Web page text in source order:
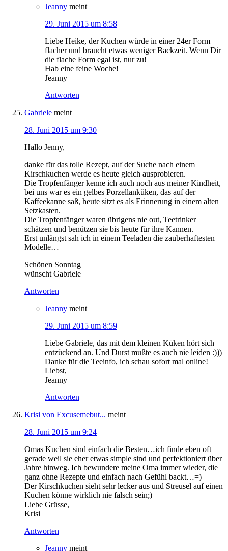
Jeanny meint
29. Juni 2015 um 8:58
Liebe Heike, der Kuchen würde in einer 24er Form
flacher und braucht etwas weniger Backzeit. Wenn Dir
die flache Form egal ist, nur zu!
Hab eine feine Woche!
Jeanny
Antworten
Gabriele meint
28. Juni 2015 um 9:30
Hallo Jenny,
danke für das tolle Rezept, auf der Suche nach einem
Kirschkuchen werde es heute gleich ausprobieren.
Die Tropfenfänger kenne ich auch noch aus meiner Kindheit,
bei uns war es ein gelbes Porzellanküken, das auf der
Kaffeekanne saß, heute sitzt es als Erinnerung in einem alten
Setzkasten.
Die Tropfenfänger waren übrigens nie out, Teetrinker
schätzen und benützen sie bis heute für ihre Kannen.
Erst unlängst sah ich in einem Teeladen die zauberhaftesten
Modelle…
Schönen Sonntag
wünscht Gabriele
Antworten
Jeanny meint
29. Juni 2015 um 8:59
Liebe Gabriele, das mit dem kleinen Küken hört sich
entzückend an. Und Durst mußte es auch nie leiden :)))
Danke für die Teeinfo, ich schau sofort mal online!
Liebst,
Jeanny
Antworten
Krisi von Excusemebut... meint
28. Juni 2015 um 9:24
Omas Kuchen sind einfach die Besten…ich finde eben oft
gerade weil sie eher etwas simple sind und perfektioniert über
Jahre hinweg. Ich bewundere meine Oma immer wieder, die
ganz ohne Rezepte und einfach nach Gefühl backt…=)
Der Kirschkuchen sieht sehr lecker aus und Streusel auf einen
Kuchen könne wirklich nie falsch sein;)
Liebe Grüsse,
Krisi
Antworten
Jeanny meint